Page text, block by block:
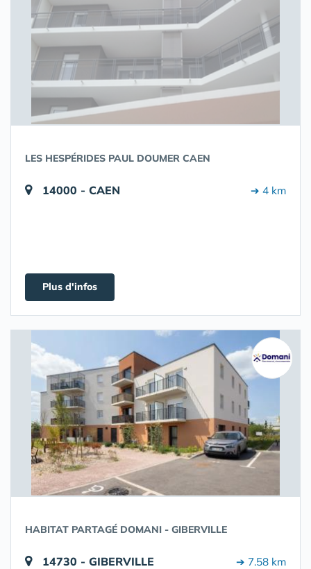
LES HESPÉRIDES PAUL DOUMER CAEN
14000 - CAEN ➔ 4 km
Plus d'infos
HABITAT PARTAGÉ DOMANI - GIBERVILLE
14730 - GIBERVILLE ➔ 7.58 km